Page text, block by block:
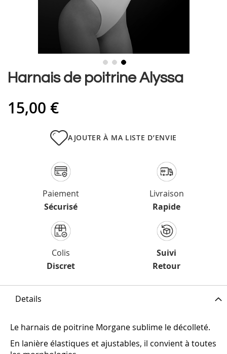
Skip
beginning
Harnais de poitrine Alyssa
15,00 €
AJOUTER À MA LISTE D’ENVIE
Paiement
Sécurisé
Livraison
Rapide
Colis
Discret
Suivi
Retour
Details
Le harnais de poitrine Morgane sublime le décolleté.
En lanière élastiques et ajustables, il convient à toutes